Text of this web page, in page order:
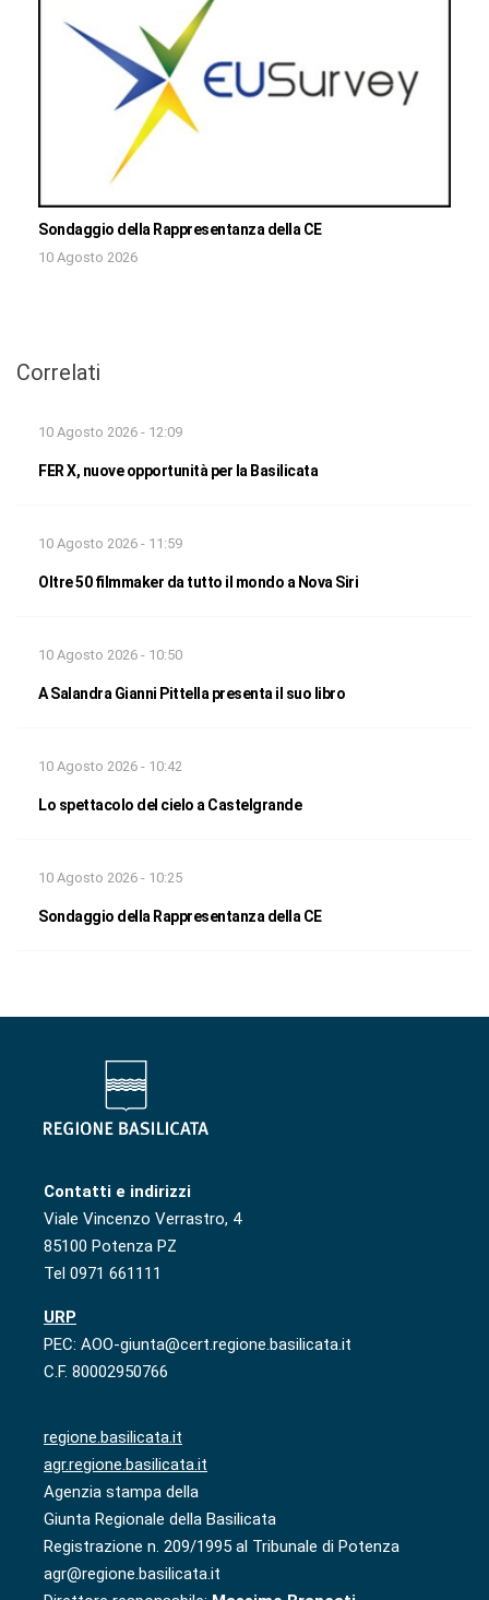
Sondaggio della Rappresentanza della CE
10 Agosto 2026
Correlati
10 Agosto 2026 - 12:09
FER X, nuove opportunità per la Basilicata
10 Agosto 2026 - 11:59
Oltre 50 filmmaker da tutto il mondo a Nova Siri
10 Agosto 2026 - 10:50
A Salandra Gianni Pittella presenta il suo libro
10 Agosto 2026 - 10:42
Lo spettacolo del cielo a Castelgrande
10 Agosto 2026 - 10:25
Sondaggio della Rappresentanza della CE
Contatti e indirizzi
Viale Vincenzo Verrastro, 4
85100 Potenza PZ
Tel 0971 661111
URP
PEC: AOO-giunta@cert.regione.basilicata.it
C.F. 80002950766
regione.basilicata.it
agr.regione.basilicata.it
Agenzia stampa della
Giunta Regionale della Basilicata
Registrazione n. 209/1995 al Tribunale di Potenza
agr@regione.basilicata.it